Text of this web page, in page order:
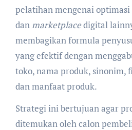
pelatihan mengenai optimasi
dan marketplacedigital
membagikan formula
yang efektif dengan
toko, nama produk, sinonim,
dan manfaat produk.
Strategi ini bertujuan agar
ditemukan oleh calon